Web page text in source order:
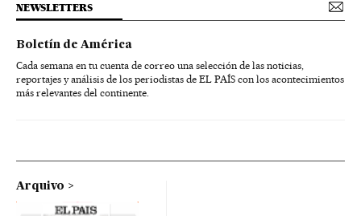
NEWSLETTERS
Boletín de América
Cada semana en tu cuenta de correo una selección de las noticias,
reportajes y análisis de los periodistas de EL PAÍS con los acontecimientos
más relevantes del continente.
Arquivo